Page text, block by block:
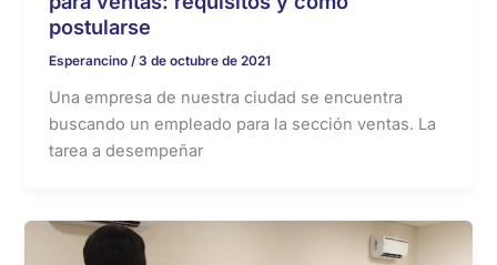
postularse
Esperancino/3 de octubre de 2021
Una empresa de nuestra ciudad se encuentra
buscando un empleado para la sección ventas. La
tarea a desempeñar